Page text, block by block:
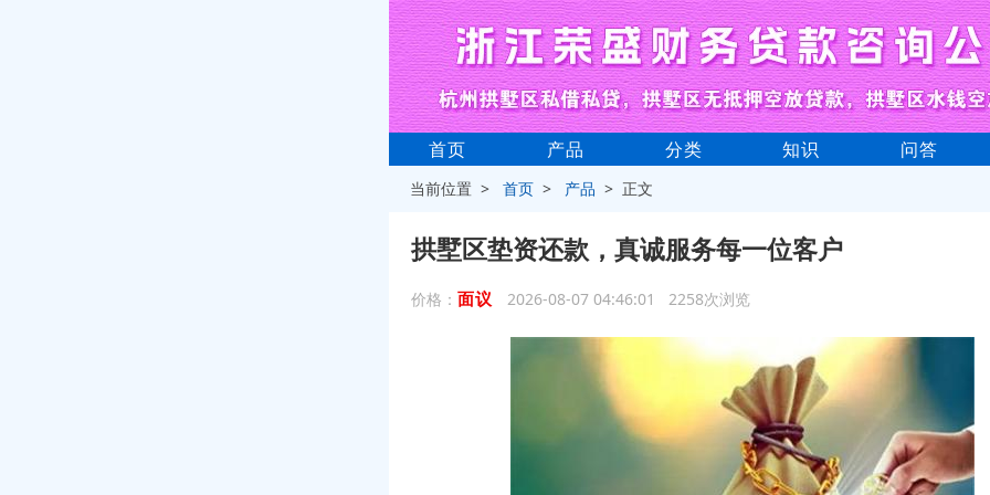
首页 产品 分类 知识 问答
当前位置 >首页 > 产品 > 正文
拱墅区垫资还款，真诚服务每一位客户
价格： 面议 2026-08-07 04:46:01 2258次浏览